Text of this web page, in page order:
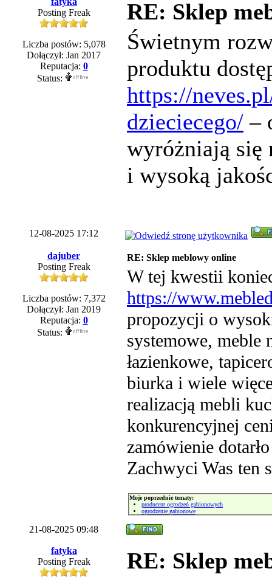
Posting Freak
Liczba postów: 5,078
Dołączył: Jan 2017
Reputacja: 0
Status:
RE: Sklep
Świetnym
produktu
https://
dzieciecego/ –
wyróżniają się
i wysoką
12-08-2025 17:12
dajuber
Posting Freak
Liczba postów: 7,372
Dołączył: Jan 2019
Reputacja: 0
Status:
RE: Sklep meblowy online
W tej kwestii
https://
propozycji o
systemowe, meble
łazienkowe,
biurka i wiele
realizacją mebli
konkurencyjnej
zamówienie
Zachwyci Was ten
Moje poprzednie tematy:
producent ogrodzeń gabionowych
ogrodzenie gabionowe
21-08-2025 09:48
fatyka
Posting Freak
RE: Sklep